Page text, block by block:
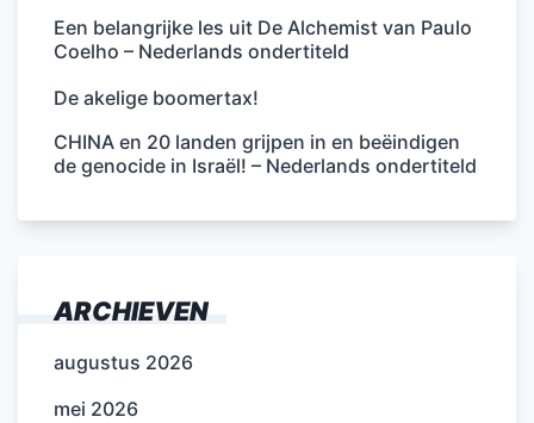
Een belangrijke les uit De Alchemist van Paulo
Coelho – Nederlands ondertiteld
De akelige boomertax!
CHINA en 20 landen grijpen in en beëindigen
de genocide in Israël! – Nederlands ondertiteld
ARCHIEVEN
augustus 2026
mei 2026